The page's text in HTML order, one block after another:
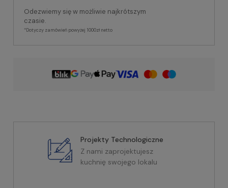
Odezwiemy się w możliwie najkrótszym
czasie.
*Dotyczy zamówień powyżej 1000zł netto
Projekty Technologiczne
Z nami zaprojektujesz
kuchnię swojego lokalu